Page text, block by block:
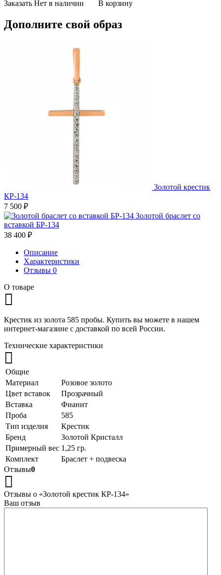
Заказать Нет в наличии В корзину
Дополните свой образ
Золотой крестик
КР-134
7 500 ₽
Золотой браслет со
вставкой БР-134
38 400 ₽
Описание
Характеристики
Отзывы 0
О товаре
Крестик из золота 585 пробы. Купить вы можете в нашем
интернет-магазине с доставкой по всей России.
Технические характеристики
Общие
Материал
Розовое золото
Цвет вставок
Прозрачный
Вставка
Фианит
Проба
585
Тип изделия
Крестик
Бренд
Золотой Кристалл
Примерный вес 1,25 гр.
Комплект
Браслет + подвеска
Отзывы0
Отзывы о «Золотой крестик КР-134»
Ваш отзыв